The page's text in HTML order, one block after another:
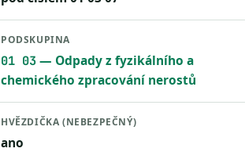
PODSKUPINA
01 03— Odpady z fyzikálního a
chemického zpracování nerostů
HVĚZDIČKA (NEBEZPEČNÝ)
ano